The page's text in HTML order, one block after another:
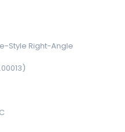
Style Right-Angle